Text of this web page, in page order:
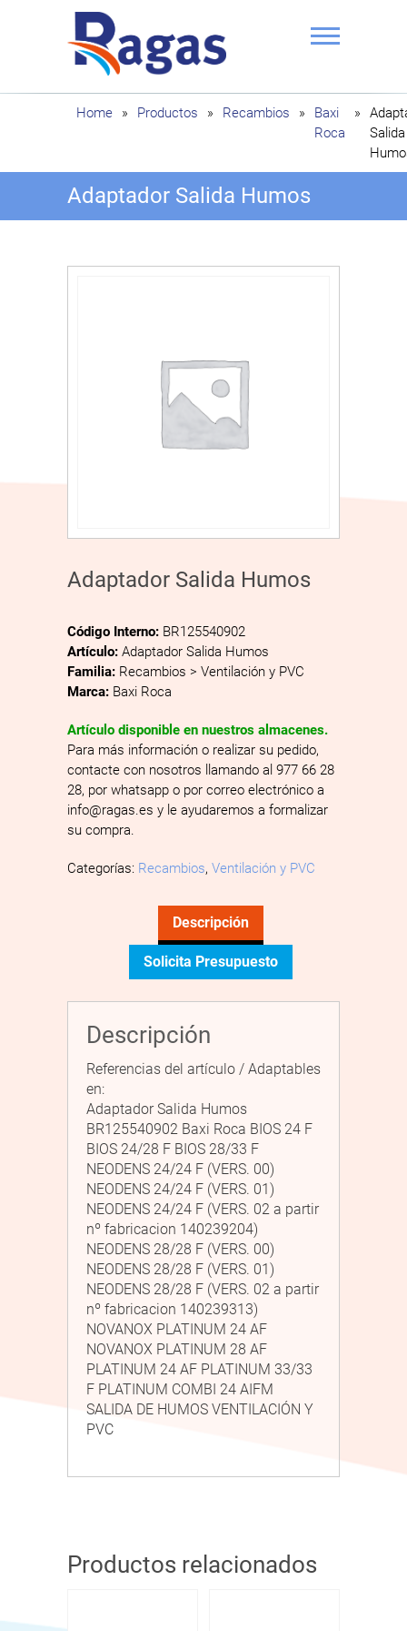
Ragas
Home » Productos » Recambios »
Baxi
Roca
»
Salida
Adaptador Salida Humos
Adaptador Salida Humos
Código Interno: BR125540902
Artículo: Adaptador Salida Humos
Familia: Recambios > Ventilación y PVC
Marca: Baxi Roca
Artículo disponible en nuestros almacenes.
Para más información o realizar su pedido,
contacte con nosotros llamando al 977 66 28
28, por whatsapp o por correo electrónico a
info@ragas.es y le ayudaremos a formalizar
su compra.
Categorías: Recambios, Ventilación y PVC
Descripción
Solicita Presupuesto
Descripción
Referencias del artículo / Adaptables
en:
Adaptador Salida Humos
BR125540902 Baxi Roca BIOS 24 F
BIOS 24/28 F BIOS 28/33 F
NEODENS 24/24 F (VERS. 00)
NEODENS 24/24 F (VERS. 01)
NEODENS 24/24 F (VERS. 02 a partir
nº fabricacion 140239204)
NEODENS 28/28 F (VERS. 00)
NEODENS 28/28 F (VERS. 01)
NEODENS 28/28 F (VERS. 02 a partir
nº fabricacion 140239313)
NOVANOX PLATINUM 24 AF
NOVANOX PLATINUM 28 AF
PLATINUM 24 AF PLATINUM 33/33
F PLATINUM COMBI 24 AIFM
SALIDA DE HUMOS VENTILACIÓN Y
PVC
Productos relacionados